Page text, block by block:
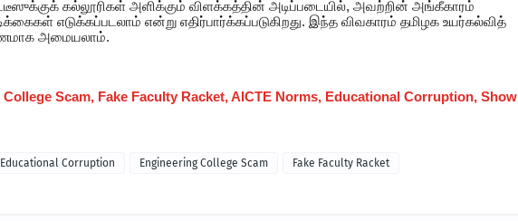
கல்லூரிகள் அளிக்கும் விளக்கத்தின் அடிப்படையில், அவற்றின் அங்கீகாரம்
எடுக்கப்படலாம் என்று எதிர்பார்க்கப்படுகிறது. இந்த விவகாரம் தமிழக உயர்கல்வித்
அமையலாம்.
Scam, Fake Faculty Racket, AICTE Norms, Educational Corruption, Show
Educational Corruption Engineering College Scam
Fake Faculty Racket